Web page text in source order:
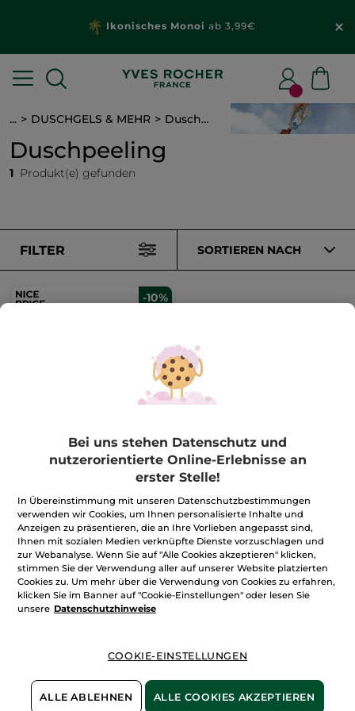
Ikonisches Monoi ab 3,99€
... DUSCHGELS & MEHR Duschpeeling
Duschpeeling
1 Produkt(e) gefunden
FILTER SORTIEREN NACH
-10%
150 ml
(699)
8,99€ 9,99€
IN DEN
WARENKORB
Duschpeeling: für eine streichelzarte Haut mit Wow-
Effekt
Ein regelmäßiges Körperpeeling ist eine Wohltat für die Haut
Bei uns stehen Datenschutz und
nutzerorientierte Online-Erlebnisse an
erster Stelle!
In Übereinstimmung mit unseren Datenschutzbestimmungen
verwenden wir Cookies, um Ihnen personalisierte Inhalte und
Anzeigen zu präsentieren, die an Ihre Vorlieben angepasst sind,
Ihnen mit sozialen Medien verknüpfte Dienste vorzuschlagen und
zur Webanalyse. Wenn Sie auf "Alle Cookies akzeptieren" klicken,
stimmen Sie der Verwendung aller auf unserer Website platzierten
Cookies zu. Um mehr über die Verwendung von Cookies zu erfahren,
klicken Sie im Banner auf "Cookie-Einstellungen" oder lesen Sie
unsere Datenschutzhinweise
COOKIE-EINSTELLUNGEN
ALLE ABLEHNEN ALLE COOKIES AKZEPTIEREN